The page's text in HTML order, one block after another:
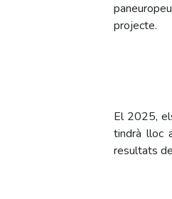
projecte.
El 2025,
tindrà lloc
resultats